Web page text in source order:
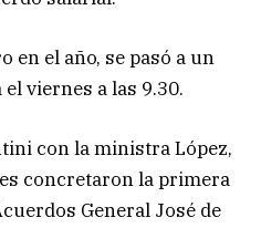
en el año, se pasó a un
viernes a las 9.30.
con la ministra López,
concretaron la primera
General José de